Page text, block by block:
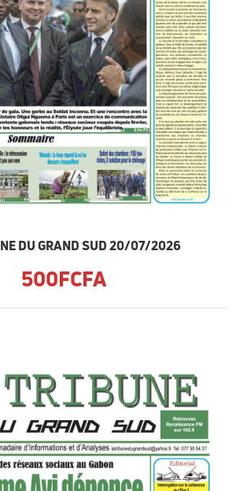
DU GRAND SUD 20/07/2026
500FCFA